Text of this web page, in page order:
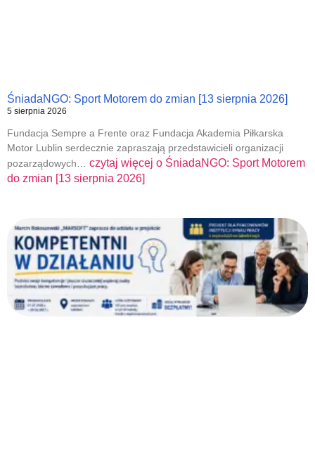
ŚniadaNGO: Sport Motorem do zmian [13 sierpnia 2026]
5 sierpnia 2026
Fundacja Sempre a Frente oraz Fundacja Akademia Piłkarska
Motor Lublin serdecznie zapraszają przedstawicieli organizacji
pozarządowych… czytaj więcej o ŚniadaNGO: Sport Motorem
do zmian [13 sierpnia 2026]